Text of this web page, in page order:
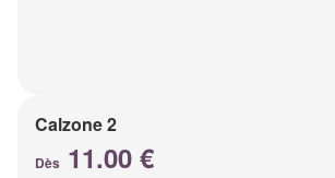
Calzone 2
Dès 11.00 €